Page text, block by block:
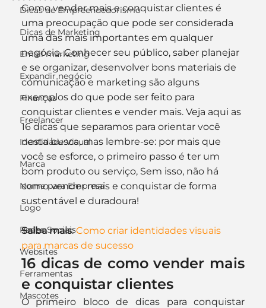
Dicas de Empreendedorismo
Dicas de Marketing
Email marketing
Expandir negócio
Finanças
Freelancer
Identidade Visual
Marca
Nome para Empresa
Logo
Redes Sociais
Websites
Ferramentas
Mascotes
Como vender mais e conquistar clientes é
uma preocupação que pode ser considerada
uma das mais importantes em qualquer
negócio. Conhecer seu público, saber planejar
e se organizar, desenvolver bons materiais de
comunicação e marketing são alguns
exemplos do que pode ser feito para
conquistar clientes e vender mais. Veja aqui as
16 dicas que separamos para orientar você
nesta busca, mas lembre-se: por mais que
você se esforce, o primeiro passo é ter um
bom produto ou serviço, Sem isso, não há
como vender mais e conquistar de forma
sustentável e duradoura!
Saiba mais: Como criar identidades visuais
para marcas de sucesso
16 dicas de como vender mais
e conquistar clientes
O primeiro bloco de dicas para conquistar